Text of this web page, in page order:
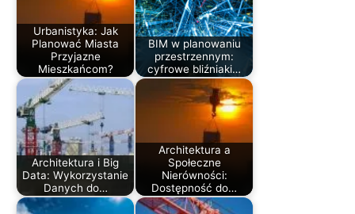
Urbanistyka: Jak
Planować Miasta
Przyjazne
Mieszkańcom?
BIM w planowaniu
przestrzennym:
cyfrowe bliźniaki…
Architektura i Big
Data: Wykorzystanie
Danych do…
Architektura a
Społeczne
Nierówności:
Dostępność do…